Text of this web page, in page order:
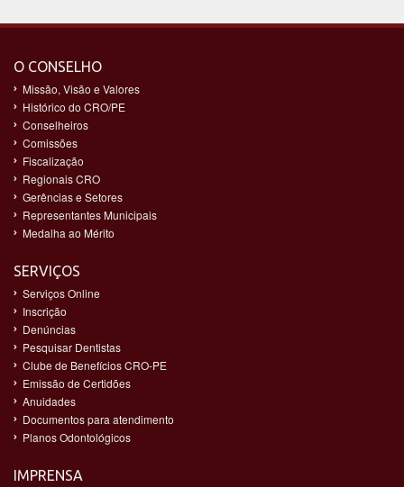
O CONSELHO
Missão, Visão e Valores
Histórico do CRO/PE
Conselheiros
Comissões
Fiscalização
Regionais CRO
Gerências e Setores
Representantes Municipais
Medalha ao Mérito
SERVIÇOS
Serviços Online
Inscrição
Denúncias
Pesquisar Dentistas
Clube de Benefícios CRO-PE
Emissão de Certidões
Anuidades
Documentos para atendimento
Planos Odontológicos
IMPRENSA